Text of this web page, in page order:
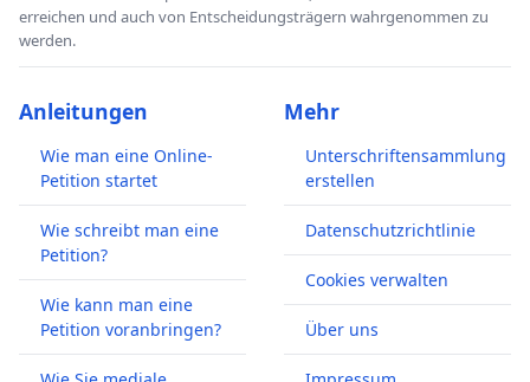
erreichen und auch von Entscheidungsträgern wahrgenommen zu
werden.
Anleitungen
Wie man eine Online-
Petition startet
Wie schreibt man eine
Petition?
Wie kann man eine
Petition voranbringen?
Mehr
Unterschriftensammlung
erstellen
Datenschutzrichtlinie
Cookies verwalten
Über uns